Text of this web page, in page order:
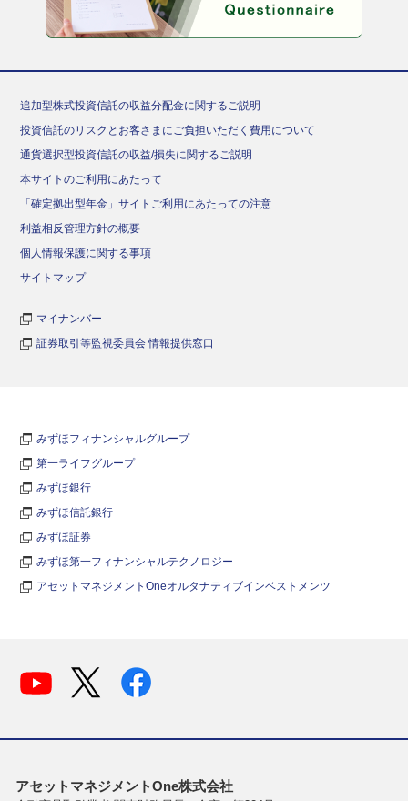
追加型株式投資信託の収益分配金に関するご説明
投資信託のリスクとお客さまにご負担いただく費用について
通貨選択型投資信託の収益/損失に関するご説明
本サイトのご利用にあたって
「確定拠出型年金」サイトご利用にあたっての注意
利益相反管理方針の概要
個人情報保護に関する事項
サイトマップ
マイナンバー
証券取引等監視委員会 情報提供窓口
みずほフィナンシャルグループ
第一ライフグループ
みずほ銀行
みずほ信託銀行
みずほ証券
みずほ第一フィナンシャルテクノロジー
アセットマネジメントOneオルタナティブインベストメンツ
アセットマネジメントOne株式会社